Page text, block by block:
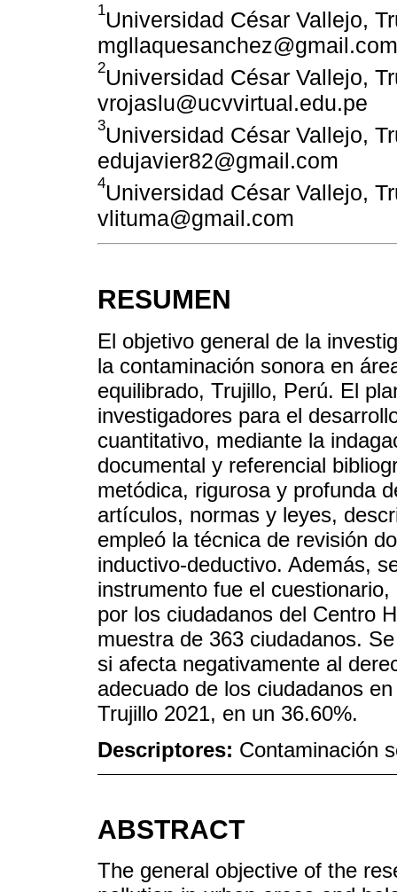
1Universidad César Vallejo,
mgllaquesanchez@gmail.com
2Universidad César Vallejo,
vrojaslu@ucvvirtual.edu.pe
3Universidad César Vallejo,
edujavier82@gmail.com
4Universidad César Vallejo,
vlituma@gmail.com
RESUMEN
El objetivo general de la
la contaminación sonora en
equilibrado, Trujillo, Perú. El
investigadores para el
cuantitativo, mediante la
documental y referencial
metódica, rigurosa y profunda
artículos, normas y leyes,
empleó la técnica de revisión
inductivo-deductivo. Además,
instrumento fue el
por los ciudadanos del Centro
muestra de 363 ciudadanos.
si afecta negativamente al
adecuado de los ciudadanos
Trujillo 2021, en un 36.60%.
Descriptores: Contaminación
ABSTRACT
The general objective of the